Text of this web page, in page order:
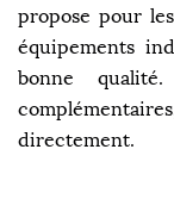
propose pour
équipements
bonne
directement.